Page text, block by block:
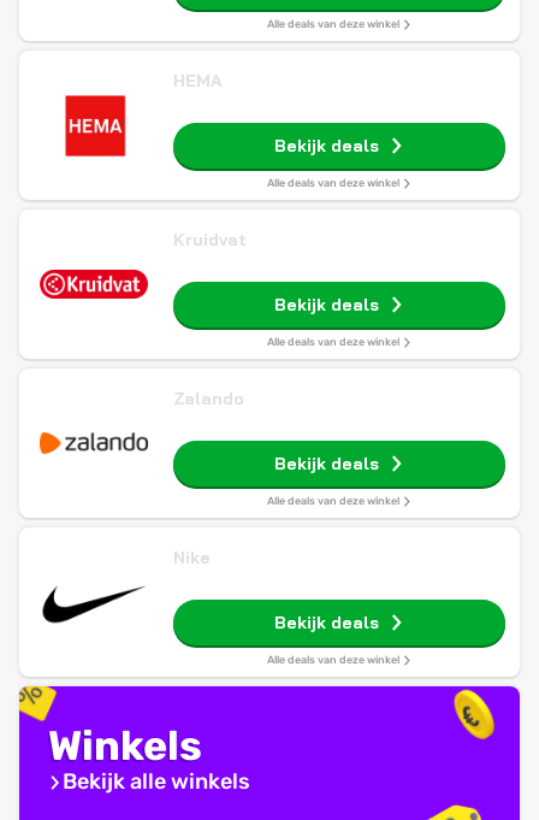
Alle deals van deze winkel
HEMA
Bekijk deals
Alle deals van deze winkel
Kruidvat
Bekijk deals
Alle deals van deze winkel
Zalando
Bekijk deals
Alle deals van deze winkel
Nike
Bekijk deals
Alle deals van deze winkel
Winkels
Bekijk alle winkels